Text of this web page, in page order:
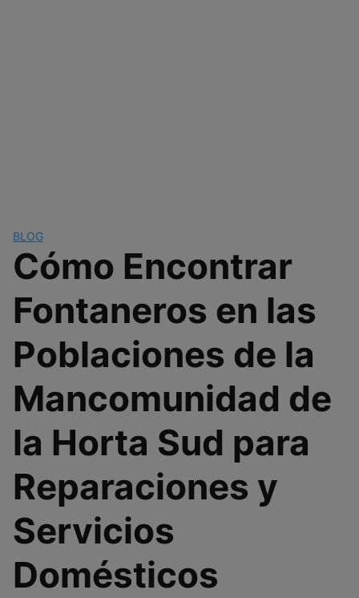
BLOG
Cómo Encontrar
Fontaneros en las
Poblaciones de la
Mancomunidad de
la Horta Sud para
Reparaciones y
Servicios
Domésticos